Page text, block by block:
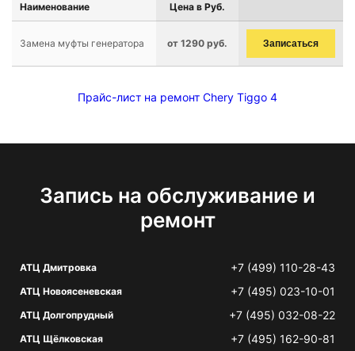
Наименование Цена в Руб.
Замена муфты генератора от 1290 руб. Записаться
Прайс-лист на ремонт Chery Tiggo 4
Запись на обслуживание и
ремонт
АТЦ Дмитровка +7 (499) 110-28-43
АТЦ Новоясеневская +7 (495) 023-10-01
АТЦ Долгопрудный +7 (495) 032-08-22
АТЦ Щёлковская +7 (495) 162-90-81